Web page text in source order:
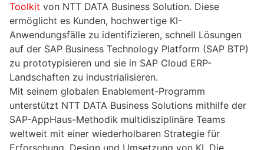
Toolkit von NTT DATA Business Solution. Diese
ermöglicht es Kunden, hochwertige KI-
Anwendungsfälle zu identifizieren, schnell Lösungen
auf der SAP Business Technology Platform (SAP BTP)
zu prototypisieren und sie in SAP Cloud ERP-
Landschaften zu industrialisieren.
Mit seinem globalen Enablement-Programm
unterstützt NTT DATA Business Solutions mithilfe der
SAP-AppHaus-Methodik multidisziplinäre Teams
weltweit mit einer wiederholbaren Strategie für